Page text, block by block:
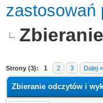
zastosowań
Strony (3): 1 2 3 Dalej »
Zbieranie odczytów i